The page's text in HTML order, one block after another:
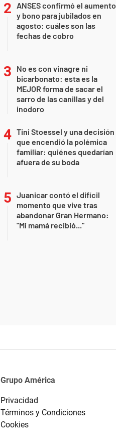
ANSES confirmó el aumento
y bono para jubilados en
agosto: cuáles son las
fechas de cobro
No es con vinagre ni
bicarbonato: esta es la
MEJOR forma de sacar el
sarro de las canillas y del
inodoro
Tini Stoessel y una decisión
que encendió la polémica
familiar: quiénes quedarían
afuera de su boda
Juanicar contó el difícil
momento que vive tras
abandonar Gran Hermano:
"Mi mamá recibió..."
Grupo América
Privacidad
Términos y Condiciones
Cookies